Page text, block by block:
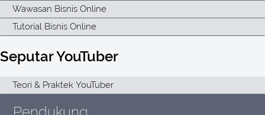
Seputar YouTuber